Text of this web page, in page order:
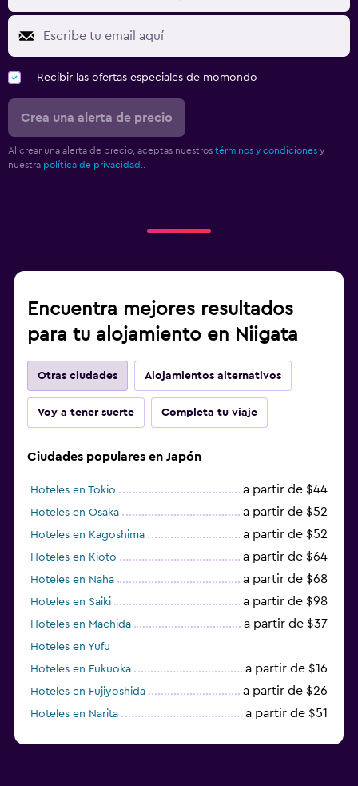
Recibir las ofertas especiales de momondo
Crea una alerta de precio
Al crear una alerta de precio, aceptas nuestros términos y condiciones y
nuestra política de privacidad.
Encuentra mejores resultados
para tu alojamiento en Niigata
Otras ciudades Alojamientos alternativos
Voy a tener suerte Completa tu viaje
Ciudades populares en Japón
Hoteles en Tokio a partir de $44
Hoteles en Osaka a partir de $52
Hoteles en Kagoshima a partir de $52
Hoteles en Kioto a partir de $64
Hoteles en Naha a partir de $68
Hoteles en Saiki a partir de $98
Hoteles en Machida a partir de $37
Hoteles en Yufu
Hoteles en Fukuoka
a partir de $16
Hoteles en Fujiyoshida a partir de $26
Hoteles en Narita a partir de $51